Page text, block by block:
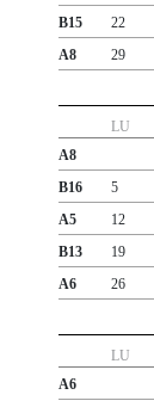
B15
22
A8
29
LU
A8
B16
5
A5
12
B13
19
A6
26
LU
A6